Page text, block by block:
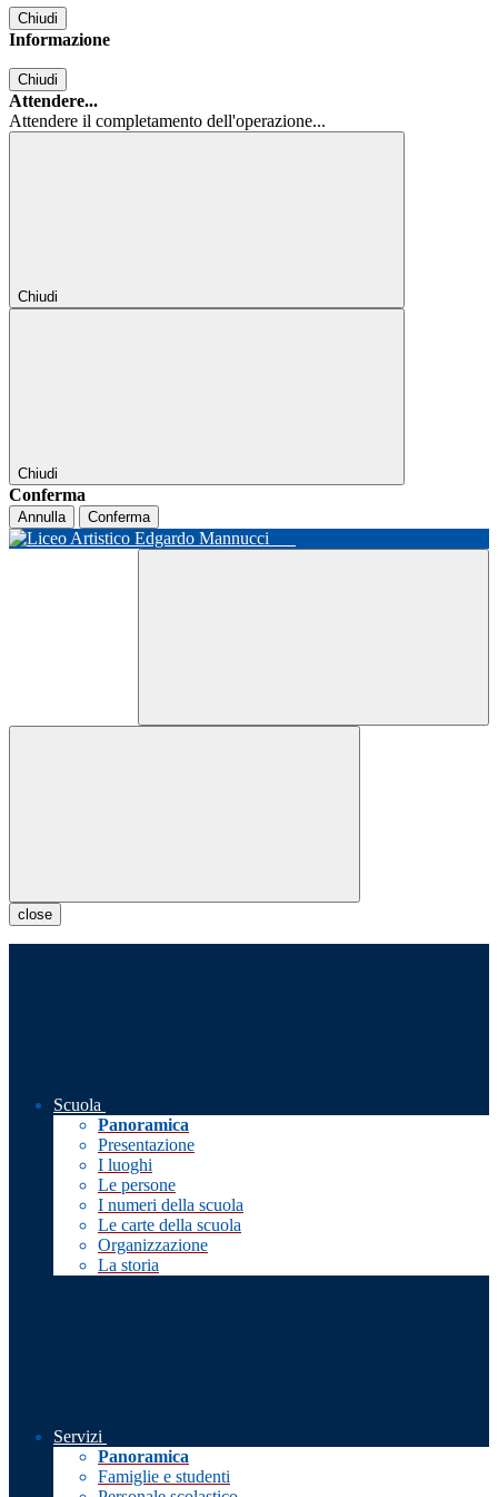
Chiudi
Informazione
Chiudi
Attendere...
Attendere il completamento dell'operazione...
Chiudi
Chiudi
Conferma
Annulla Conferma
close
Scuola
Panoramica
Presentazione
I luoghi
Le persone
I numeri della scuola
Le carte della scuola
Organizzazione
La storia
Servizi
Panoramica
Famiglie e studenti